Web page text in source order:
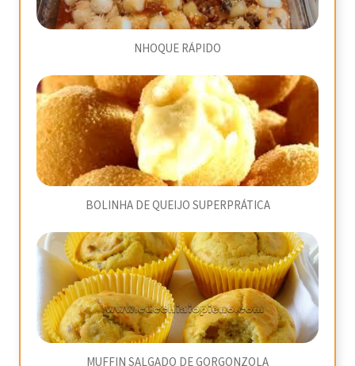
NHOQUE RÁPIDO
BOLINHA DE QUEIJO SUPERPRÁTICA
MUFFIN SALGADO DE GORGONZOLA